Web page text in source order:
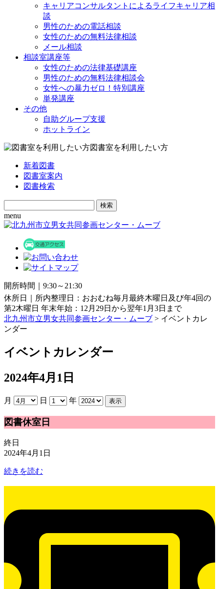
キャリアコンサルタントによるライフキャリア相
談
男性のための電話相談
女性のための無料法律相談
メール相談
相談室講座等
女性のための法律基礎講座
男性のための無料法律相談会
女性への暴力ゼロ！特別講座
単発講座
その他
自助グループ支援
ホットライン
図書室を利用したい方
新着図書
図書室案内
図書検索
Search
for:
menu
開所時間｜9:30～21:30
休所日｜所内整理日：おおむね毎月最終木曜日及び年4回の
第2木曜日 年末年始：12月29日から翌年1月3日まで
北九州市立男女共同参画センター・ムーブ > イベントカレ
ンダー
イベントカレンダー
2024年4月1日
月 日 年
図
書
休
室
図書休室日
終日
2024年4月1日
続きを読む
選